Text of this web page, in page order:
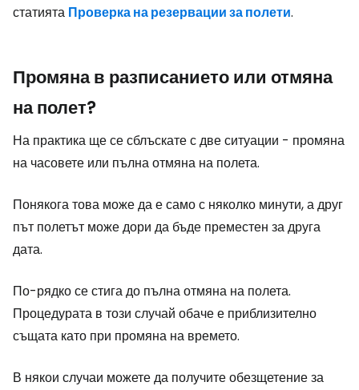
статията Проверка на резервации за полети.
Промяна в разписанието или отмяна
на полет?
На практика ще се сблъскате с две ситуации - промяна
на часовете или пълна отмяна на полета.
Понякога това може да е само с няколко минути, а друг
път полетът може дори да бъде преместен за друга
дата.
По-рядко се стига до пълна отмяна на полета.
Процедурата в този случай обаче е приблизително
същата като при промяна на времето.
В някои случаи можете да получите обезщетение за